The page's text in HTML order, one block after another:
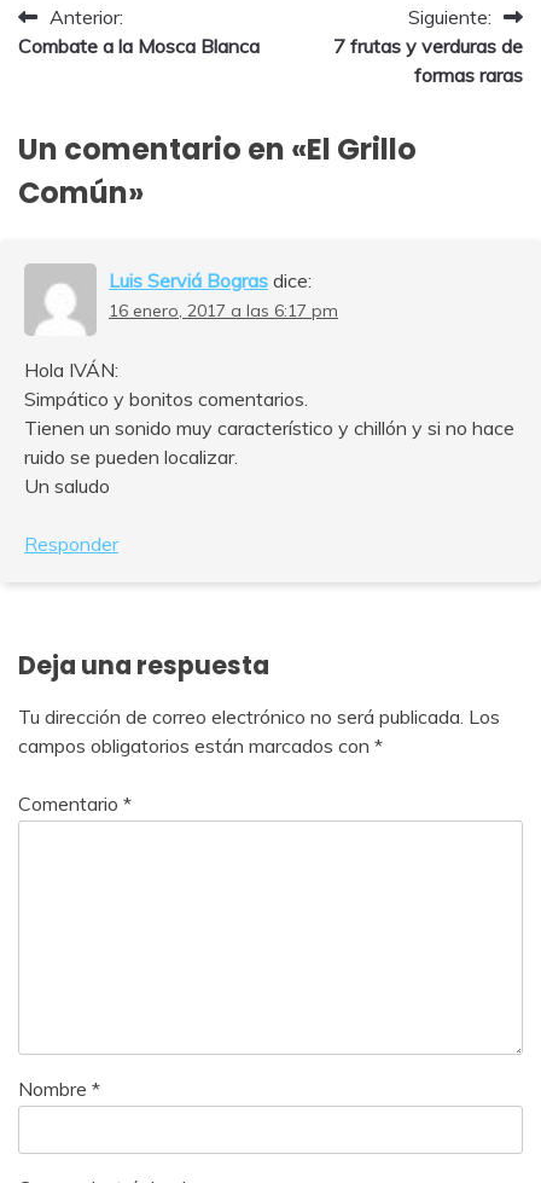
Navegación
de
Anterior:
Combate a la Mosca Blanca
Siguiente:
7 frutas y verduras de
formas raras
Un comentario en «El Grillo
Común»
Luis Serviá Bogras dice:
16 enero, 2017 a las 6:17 pm
Hola IVÁN:
Simpático y bonitos comentarios.
Tienen un sonido muy característico y chillón y si no hace
ruido se pueden localizar.
Un saludo
Responder
Deja una respuesta
Tu dirección de correo electrónico no será publicada. Los
campos obligatorios están marcados con *
Comentario *
Nombre *